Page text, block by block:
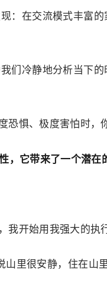
在交流模式丰富
冷静地分析当下的
惧、极度害怕时
它带来了一个潜在
开始用我强大的执
里很安静，住在山